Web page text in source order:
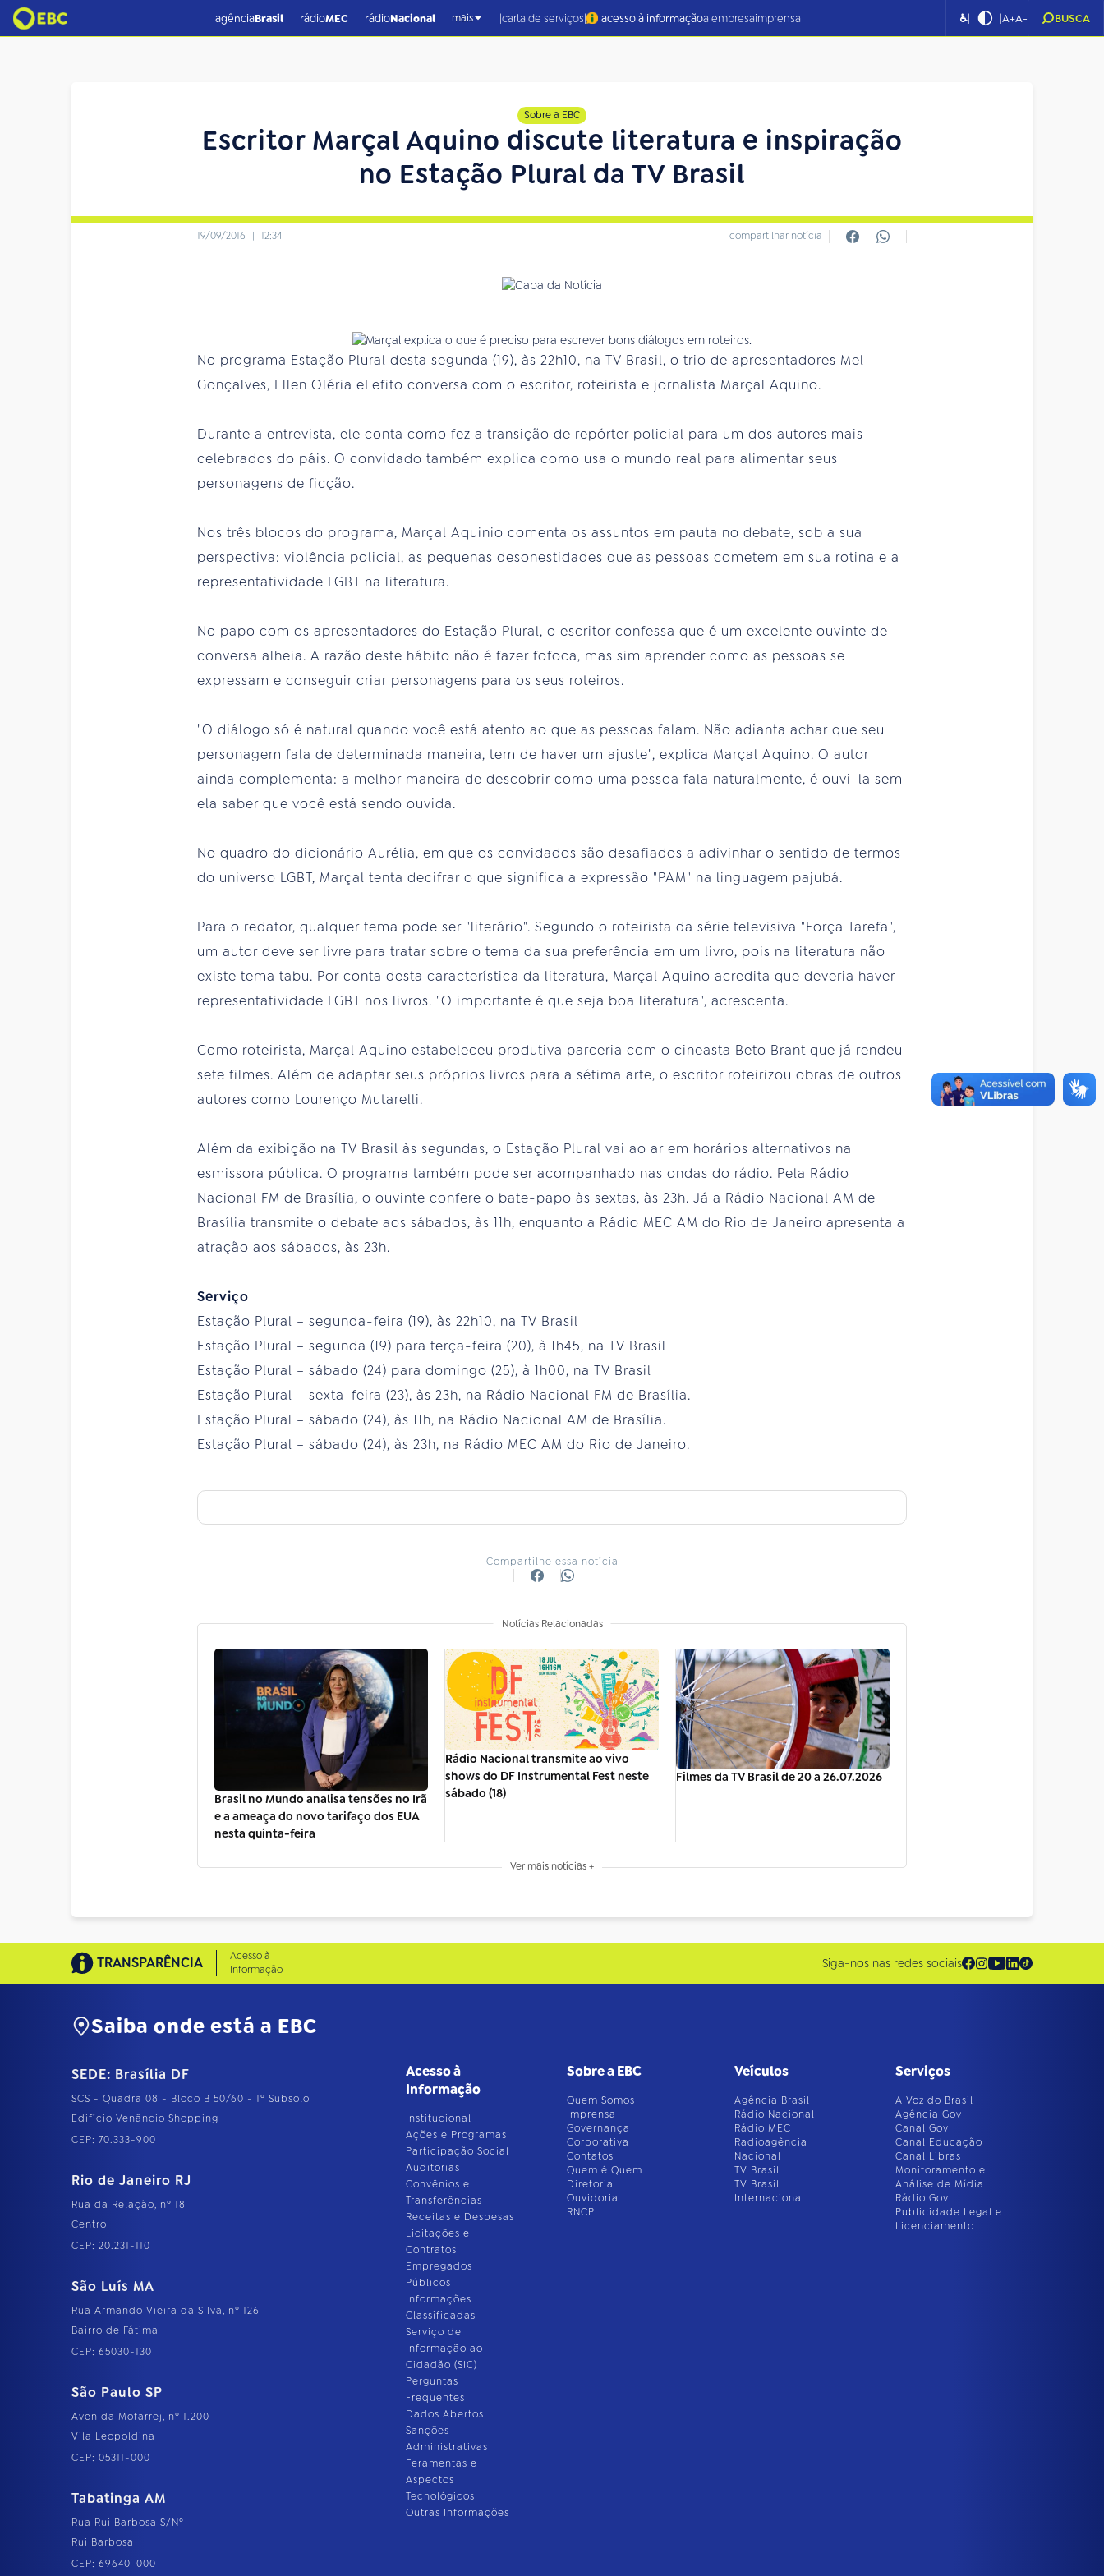
agênciaBrasil rádioMEC rádioNacional mais |carta de serviços| acesso à informaçãoa empresaimprensa ♿| |A+A- BUSCA
Sobre a EBC
Escritor Marçal Aquino discute literatura e inspiração
no Estação Plural da TV Brasil
19/09/2016 | 12:34 compartilhar notícia
No programa Estação Plural desta segunda (19), às 22h10, na TV Brasil, o trio de apresentadores Mel
Gonçalves, Ellen Oléria eFefito conversa com o escritor, roteirista e jornalista Marçal Aquino.
Durante a entrevista, ele conta como fez a transição de repórter policial para um dos autores mais
celebrados do páis. O convidado também explica como usa o mundo real para alimentar seus
personagens de ficção.
Nos três blocos do programa, Marçal Aquinio comenta os assuntos em pauta no debate, sob a sua
perspectiva: violência policial, as pequenas desonestidades que as pessoas cometem em sua rotina e a
representatividade LGBT na literatura.
No papo com os apresentadores do Estação Plural, o escritor confessa que é um excelente ouvinte de
conversa alheia. A razão deste hábito não é fazer fofoca, mas sim aprender como as pessoas se
expressam e conseguir criar personagens para os seus roteiros.
"O diálogo só é natural quando você está atento ao que as pessoas falam. Não adianta achar que seu
personagem fala de determinada maneira, tem de haver um ajuste", explica Marçal Aquino. O autor
ainda complementa: a melhor maneira de descobrir como uma pessoa fala naturalmente, é ouvi-la sem
ela saber que você está sendo ouvida.
No quadro do dicionário Aurélia, em que os convidados são desafiados a adivinhar o sentido de termos
do universo LGBT, Marçal tenta decifrar o que significa a expressão "PAM" na linguagem pajubá.
Para o redator, qualquer tema pode ser "literário". Segundo o roteirista da série televisiva "Força Tarefa",
um autor deve ser livre para tratar sobre o tema da sua preferência em um livro, pois na literatura não
existe tema tabu. Por conta desta característica da literatura, Marçal Aquino acredita que deveria haver
representatividade LGBT nos livros. "O importante é que seja boa literatura", acrescenta.
Como roteirista, Marçal Aquino estabeleceu produtiva parceria com o cineasta Beto Brant que já rendeu
sete filmes. Além de adaptar seus próprios livros para a sétima arte, o escritor roteirizou obras de outros
autores como Lourenço Mutarelli.
Além da exibição na TV Brasil às segundas, o Estação Plural vai ao ar em horários alternativos na
esmissora pública. O programa também pode ser acompanhado nas ondas do rádio. Pela Rádio
Nacional FM de Brasília, o ouvinte confere o bate-papo às sextas, às 23h. Já a Rádio Nacional AM de
Brasília transmite o debate aos sábados, às 11h, enquanto a Rádio MEC AM do Rio de Janeiro apresenta a
atração aos sábados, às 23h.
Serviço
Estação Plural – segunda-feira (19), às 22h10, na TV Brasil
Estação Plural – segunda (19) para terça-feira (20), à 1h45, na TV Brasil
Estação Plural – sábado (24) para domingo (25), à 1h00, na TV Brasil
Estação Plural – sexta-feira (23), às 23h, na Rádio Nacional FM de Brasília.
Estação Plural – sábado (24), às 11h, na Rádio Nacional AM de Brasília.
Estação Plural – sábado (24), às 23h, na Rádio MEC AM do Rio de Janeiro.
Compartilhe essa notícia
Notícias Relacionadas
Brasil no Mundo analisa tensões no Irã
e a ameaça do novo tarifaço dos EUA
nesta quinta-feira
Rádio Nacional transmite ao vivo
shows do DF Instrumental Fest neste
sábado (18)
Filmes da TV Brasil de 20 a 26.07.2026
Ver mais notícias +
TRANSPARÊNCIA
Acesso à
Informação
Siga-nos nas redes sociais
Saiba onde está a EBC
SEDE: Brasília DF
SCS - Quadra 08 - Bloco B 50/60 - 1º Subsolo
Edifício Venâncio Shopping
CEP: 70.333-900
Rio de Janeiro RJ
Rua da Relação, nº 18
Centro
CEP: 20.231-110
São Luís MA
Rua Armando Vieira da Silva, nº 126
Bairro de Fátima
CEP: 65030-130
São Paulo SP
Avenida Mofarrej, nº 1.200
Vila Leopoldina
CEP: 05311-000
Tabatinga AM
Rua Rui Barbosa S/Nº
Rui Barbosa
CEP: 69640-000
Acesso à
Informação
Institucional
Ações e Programas
Participação Social
Auditorias
Convênios e
Transferências
Receitas e Despesas
Licitações e
Contratos
Empregados
Públicos
Informações
Classificadas
Serviço de
Informação ao
Cidadão (SIC)
Perguntas
Frequentes
Dados Abertos
Sanções
Administrativas
Feramentas e
Aspectos
Tecnológicos
Outras Informações
Sobre a EBC
Quem Somos
Imprensa
Governança
Corporativa
Contatos
Quem é Quem
Diretoria
Ouvidoria
RNCP
Veículos
Agência Brasil
Rádio Nacional
Rádio MEC
Radioagência
Nacional
TV Brasil
TV Brasil
Internacional
Serviços
A Voz do Brasil
Agência Gov
Canal Gov
Canal Educação
Canal Libras
Monitoramento e
Análise de Mídia
Rádio Gov
Publicidade Legal e
Licenciamento